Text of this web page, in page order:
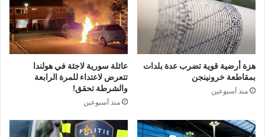
هزة أرضية قوية تضرب عدة بلدات
بمقاطعة خرونينجن
منذ أسبوعين
عائلة سورية لاجئة في هولندا
تتعرض لاعتداء للمرة الرابعة
والشرطة تحقق!
منذ أسبوعين